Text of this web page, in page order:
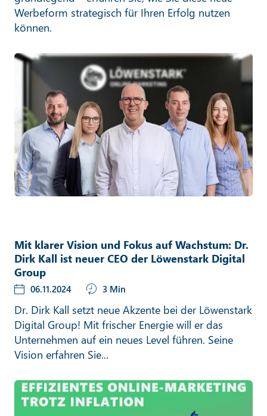
Werbeform strategisch für Ihren Erfolg nutzen
können.
Mit klarer Vision und Fokus auf Wachstum: Dr.
Dirk Kall ist neuer CEO der Löwenstark Digital
Group
06.11.2024 3 Min
Dr. Dirk Kall setzt neue Akzente bei der Löwenstark
Digital Group! Mit frischer Energie will er das
Unternehmen auf ein neues Level führen. Seine
Vision erfahren Sie...